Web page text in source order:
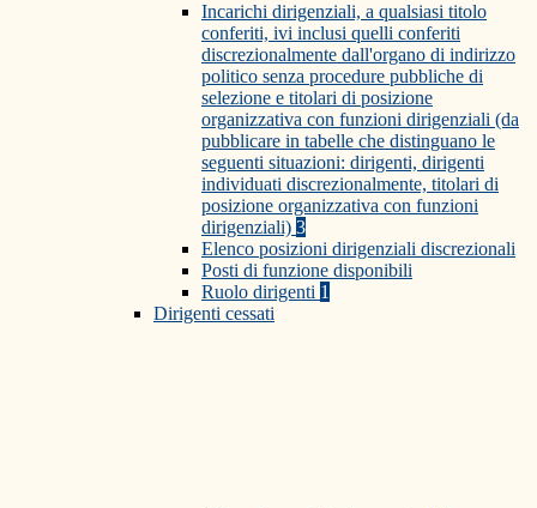
Incarichi dirigenziali, a qualsiasi titolo
conferiti, ivi inclusi quelli conferiti
discrezionalmente dall'organo di indirizzo
politico senza procedure pubbliche di
selezione e titolari di posizione
organizzativa con funzioni dirigenziali (da
pubblicare in tabelle che distinguano le
seguenti situazioni: dirigenti, dirigenti
individuati discrezionalmente, titolari di
posizione organizzativa con funzioni
dirigenziali) 3
Elenco posizioni dirigenziali discrezionali
Posti di funzione disponibili
Ruolo dirigenti 1
Dirigenti cessati